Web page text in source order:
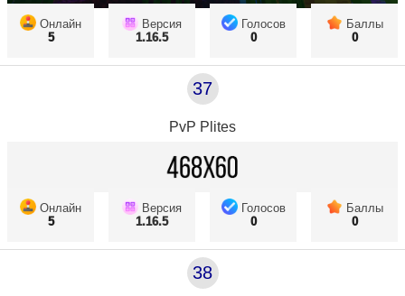
Онлайн
5
Версия
1.16.5
Голосов
0
Баллы
0
37
PvP Plites
Онлайн
5
Версия
1.16.5
Голосов
0
Баллы
0
38